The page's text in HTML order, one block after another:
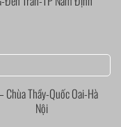
Chùa Thầy-Quốc Oai-Hà
Nội